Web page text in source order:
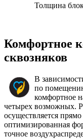
Толщина
Комфортное
сквозняков
В
по
комфортное
четырех возможных.
осуществляется
оптимизированная
точное